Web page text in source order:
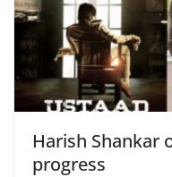
Harish Shankar
progress